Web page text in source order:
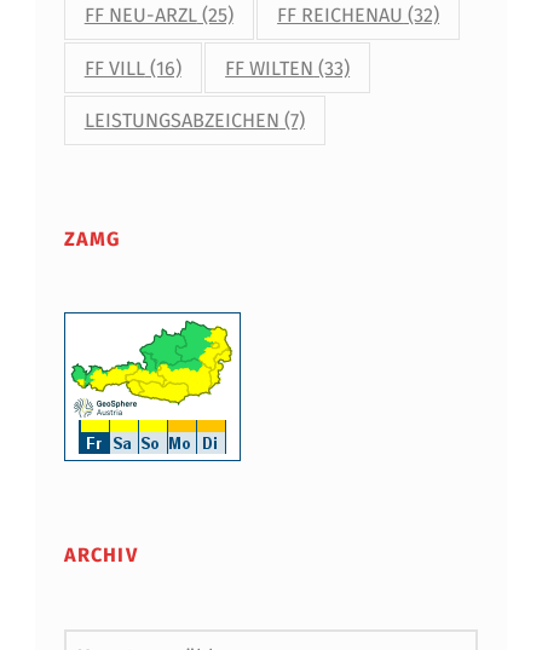
FF NEU-ARZL(25) FF REICHENAU (32)
FF VILL(16) FF WILTEN (33)
LEISTUNGSABZEICHEN (7)
ZAMG
ARCHIV
Archiv